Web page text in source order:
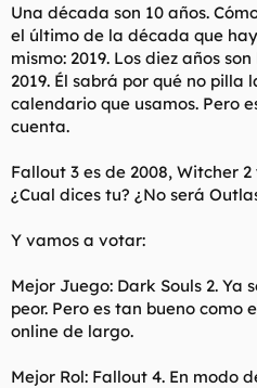
Una década son 10 años.
el último de la década que
mismo: 2019. Los diez años
2019. Él sabrá por qué no
calendario que usamos. Pero
cuenta.
Fallout 3 es de 2008, Witcher
¿Cual dices tu? ¿No será
Y vamos a votar:
Mejor Juego: Dark Souls 2. Ya
peor. Pero es tan bueno como
online de largo.
Mejor Rol: Fallout 4. En modo